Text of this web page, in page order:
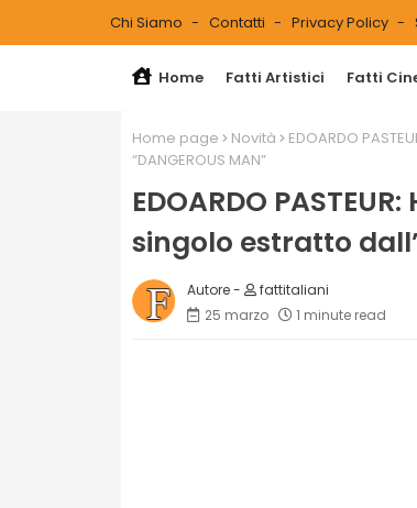
Chi Siamo Contatti Privacy Policy
Home Fatti Artistici Fatti
Home page Novità
EDOARDO
“DANGEROUS MAN”
EDOARDO
singolo estratto
fattitaliani
25 marzo
1 minute read